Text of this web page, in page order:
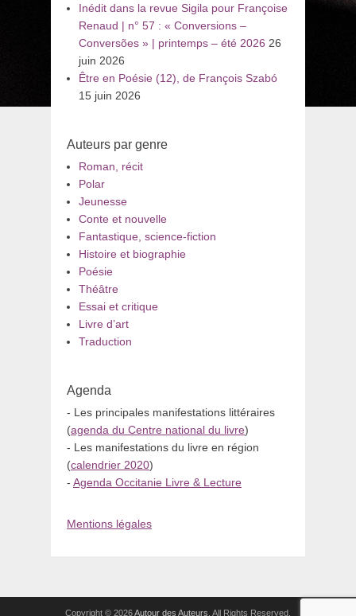
Inédit dans la revue Sigila pour Françoise
Renaud | n° 57 : « Conversions –
Conversões » | printemps – été 2026 26
juin 2026
Être en Poésie (12), de François Szabó
15 juin 2026
Auteurs par genre
Roman, récit
Polar
Jeunesse
Conte et nouvelle
Fantastique, science-fiction
Histoire et biographie
Poésie
Théâtre
Essai et critique
Livre d’art
Traduction
Agenda
- Les principales manifestations littéraires
(agenda du Centre national du livre)
- Les manifestations du livre en région
(calendrier 2020)
- Agenda Occitanie Livre & Lecture
Mentions légales
Copyright © 2026Autour des Auteurs . All Rights Reserved.